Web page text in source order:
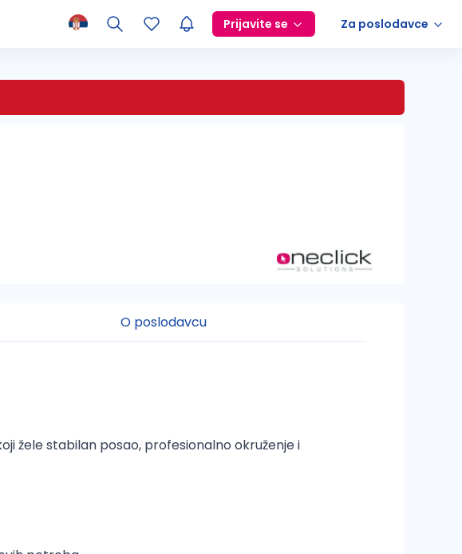
Prijavite se Za poslodavce
O poslodavcu
žele stabilan posao, profesionalno okruženje i